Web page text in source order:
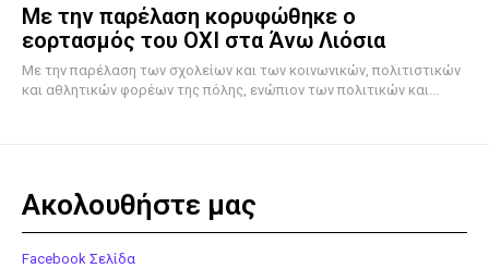
Με την παρέλαση κορυφώθηκε ο
εορτασμός του ΟΧΙ στα Άνω Λιόσια
Με την παρέλαση των σχολείων και των κοινωνικών, πολιτιστικών
και αθλητικών φορέων της πόλης, ενώπιον των πολιτικών και...
Ακολουθήστε μας
Facebook Σελίδα